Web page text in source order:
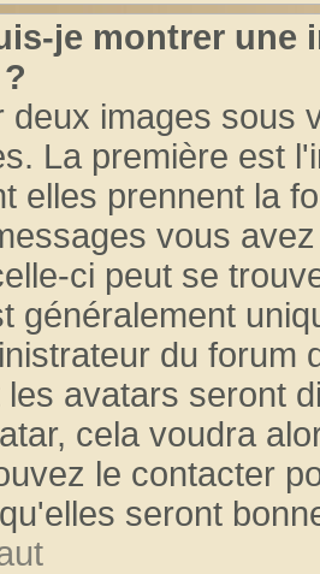
je montrer une
deux images sous
La première est
elles prennent la
vous
ci peut se
généralement
du forum
les avatars seront
cela voudra
le contacter
seront